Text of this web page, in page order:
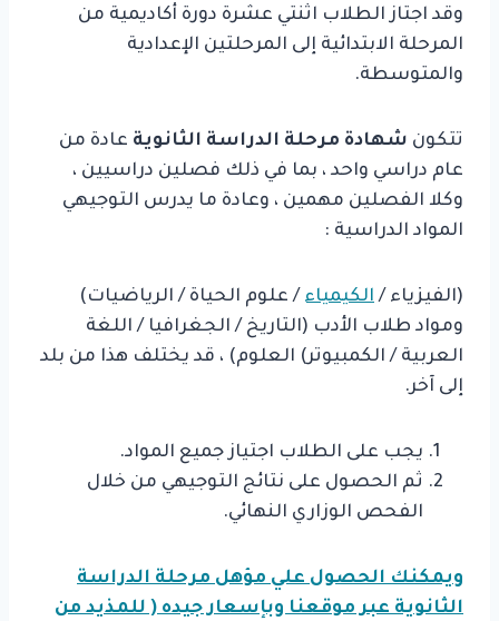
وقد اجتاز الطلاب اثنتي عشرة دورة أكاديمية من
المرحلة الابتدائية إلى المرحلتين الإعدادية
والمتوسطة.
تتكون شهادة مرحلة الدراسة الثانوية عادة من
عام دراسي واحد ، بما في ذلك فصلين دراسيين ،
وكلا الفصلين مهمين ، وعادة ما يدرس التوجيهي
المواد الدراسية :
(الفيزياء /الكيمياء / علوم الحياة / الرياضيات)
ومواد طلاب الأدب (التاريخ / الجغرافيا / اللغة
العربية / الكمبيوتر) العلوم) ، قد يختلف هذا من بلد
إلى آخر.
يجب على الطلاب اجتياز جميع المواد.
ثم الحصول على نتائج التوجيهي من خلال
الفحص الوزاري النهائي.
ويمكنك الحصول علي مؤهل مرحلة الدراسة
الثانوية عبر موقعنا وبإسعار جيده ( للمذيد من